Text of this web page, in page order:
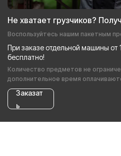
Не хватает грузчиков?
Воспользуйтесь нашим пакетным
При заказе отдельной машины от
бесплатно!
Количество предметов не
дополнительное время
Заказат
ь